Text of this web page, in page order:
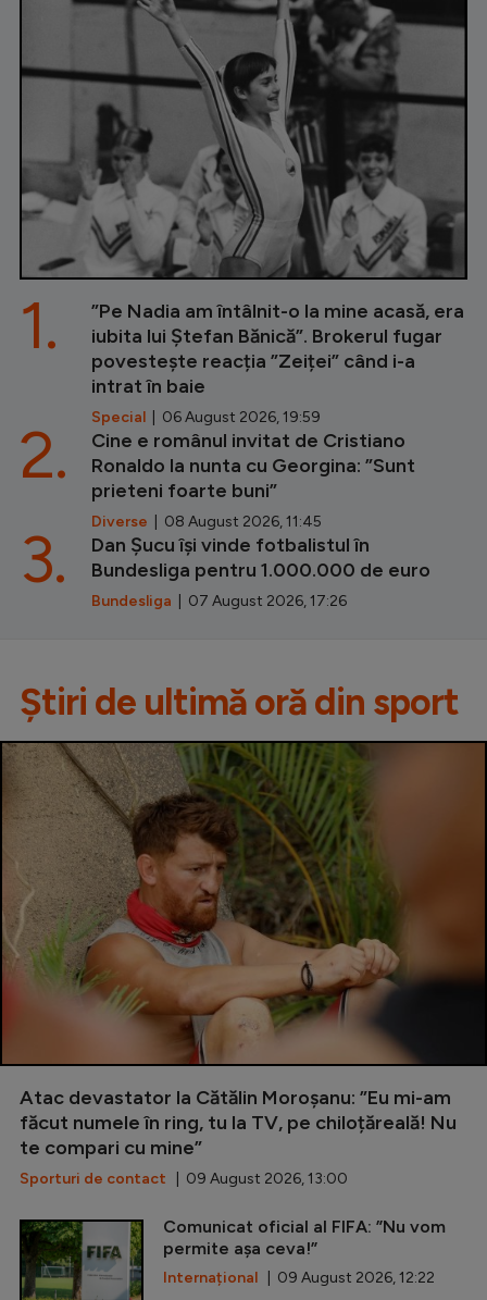
”Pe Nadia am întâlnit-o la mine acasă, era
iubita lui Ștefan Bănică”. Brokerul fugar
povestește reacția ”Zeiței” când i-a
intrat în baie
Special | 06 August 2026, 19:59
1.
Cine e românul invitat de Cristiano
Ronaldo la nunta cu Georgina: ”Sunt
prieteni foarte buni”
Diverse | 08 August 2026, 11:45
2.
Dan Șucu își vinde fotbalistul în
Bundesliga pentru 1.000.000 de euro
Bundesliga | 07 August 2026, 17:26
3.
Știri de ultimă oră din sport
Atac devastator la Cătălin Moroșanu: ”Eu mi-am
făcut numele în ring, tu la TV, pe chiloțăreală! Nu
te compari cu mine”
Sporturi de contact | 09 August 2026, 13:00
Comunicat oficial al FIFA: ”Nu vom
permite așa ceva!”
Internațional | 09 August 2026, 12:22